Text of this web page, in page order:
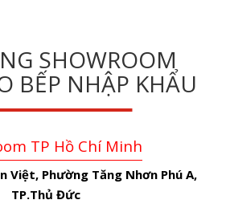
SHOWROOM
BẾP NHẬP KHẨU
TP Hồ Chí Minh
Việt, Phường Tăng Nhơn Phú A,
TP.Thủ Đức